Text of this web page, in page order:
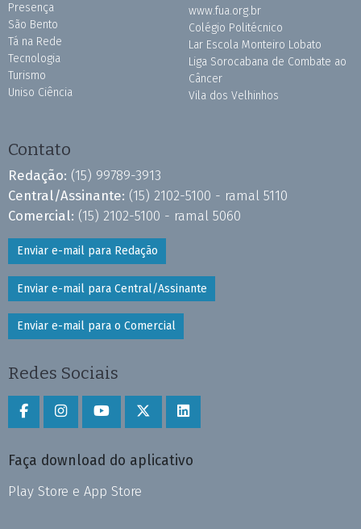
Presença
São Bento
Tá na Rede
Tecnologia
Turismo
Uniso Ciência
www.fua.org.br
Colégio Politécnico
Lar Escola Monteiro Lobato
Liga Sorocabana de Combate ao
Câncer
Vila dos Velhinhos
Contato
Redação: (15) 99789-3913
Central/Assinante: (15) 2102-5100 - ramal 5110
Comercial: (15) 2102-5100 - ramal 5060
Enviar e-mail para Redação
Enviar e-mail para Central/Assinante
Enviar e-mail para o Comercial
Redes Sociais
Faça download do aplicativo
Play Store e App Store